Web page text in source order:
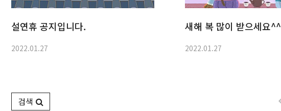
설연휴 공지입니다.
2022.01.27
새해 복 많이 받으세요^^
2022.01.27
검색